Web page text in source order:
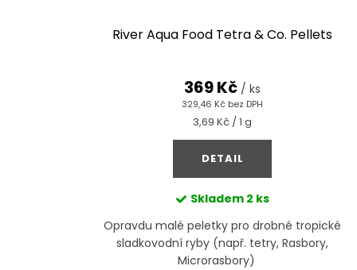
River Aqua Food Tetra & Co. Pellets
329,46 Kč bez DPH
369 Kč / ks
Měrná
cena:
3,69 Kč / 1 g
DETAIL
Skladem 2 ks
Opravdu malé peletky pro drobné tropické
sladkovodní ryby (např. tetry, Rasbory,
Microrasbory)